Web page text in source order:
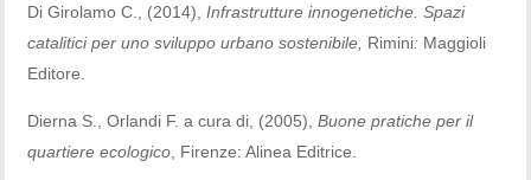
Di Girolamo C., (2014),Infrastrutture innogenetiche. Spazi
catalitici per uno sviluppo urbano sostenibile, Rimini: Maggioli
Editore.
Dierna S., Orlandi F. a cura di, (2005),Buone pratiche per il
quartiere ecologico , Firenze: Alinea Editrice.